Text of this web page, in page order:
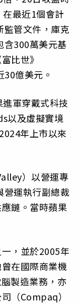
最近1個會計
監管文件，庫克
含300萬美元基
比世》
30億美元。
軍穿戴式科技
以及虛擬實境
年上市以來
）以營運專
營運執行副總裁
鏈。當時蘋果
，並於2005年
在國際商業機
製造業務，亦
（Compaq）